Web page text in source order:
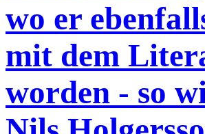
wo er
mit dem
worden - so